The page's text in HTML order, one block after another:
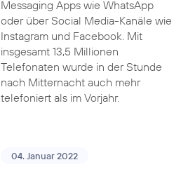
Messaging Apps wie WhatsApp
oder über Social Media-Kanäle wie
Instagram und Facebook. Mit
insgesamt 13,5 Millionen
Telefonaten wurde in der Stunde
nach Mitternacht auch mehr
telefoniert als im Vorjahr.
04. Januar 2022